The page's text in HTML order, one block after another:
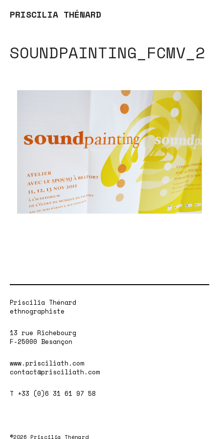
PRISCILIA THÉNARD
SOUNDPAINTING_FCMV_2
Priscilia Thénard
ethnographiste
13 rue Richebourg
F-25000 Besançon
www.prisciliath.com
contact@prisciliath.com
T +33 (0)6 31 61 97 58
©2026 Priscilia Thénard